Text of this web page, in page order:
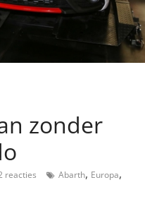
zonder
reacties Abarth, Europa,